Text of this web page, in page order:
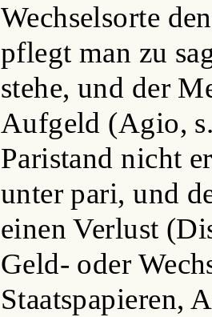
Wechselsorte
pflegt man zu
stehe, und der
Aufgeld (Agio,
Paristand nicht
unter pari, und
einen Verlust
Geld- oder
Staatspapieren,